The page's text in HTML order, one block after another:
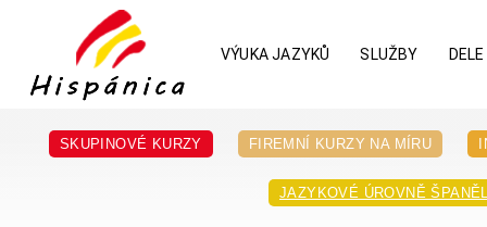
VÝUKA JAZYKŮ SLUŽBY DELE
SKUPINOVÉ KURZY FIREMNÍ KURZY NA MÍRU
JAZYKOVÉ ÚROVNĚ